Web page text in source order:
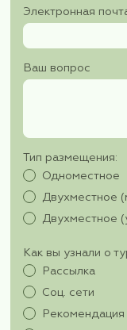
День 8.
8 день 30
оставить в
сувенирным
Вылет в
«Аэрофлот»
Прибытие в